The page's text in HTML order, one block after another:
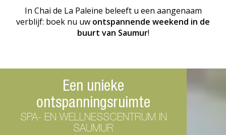
In Chai de La Paleine beleeft u een aangenaam
verblijf: boek nu uw ontspannende weekend in de
buurt van Saumur!
Een unieke
ontspanningsruimte
SPA- EN WELLNESSCENTRUM IN
SAUMUR